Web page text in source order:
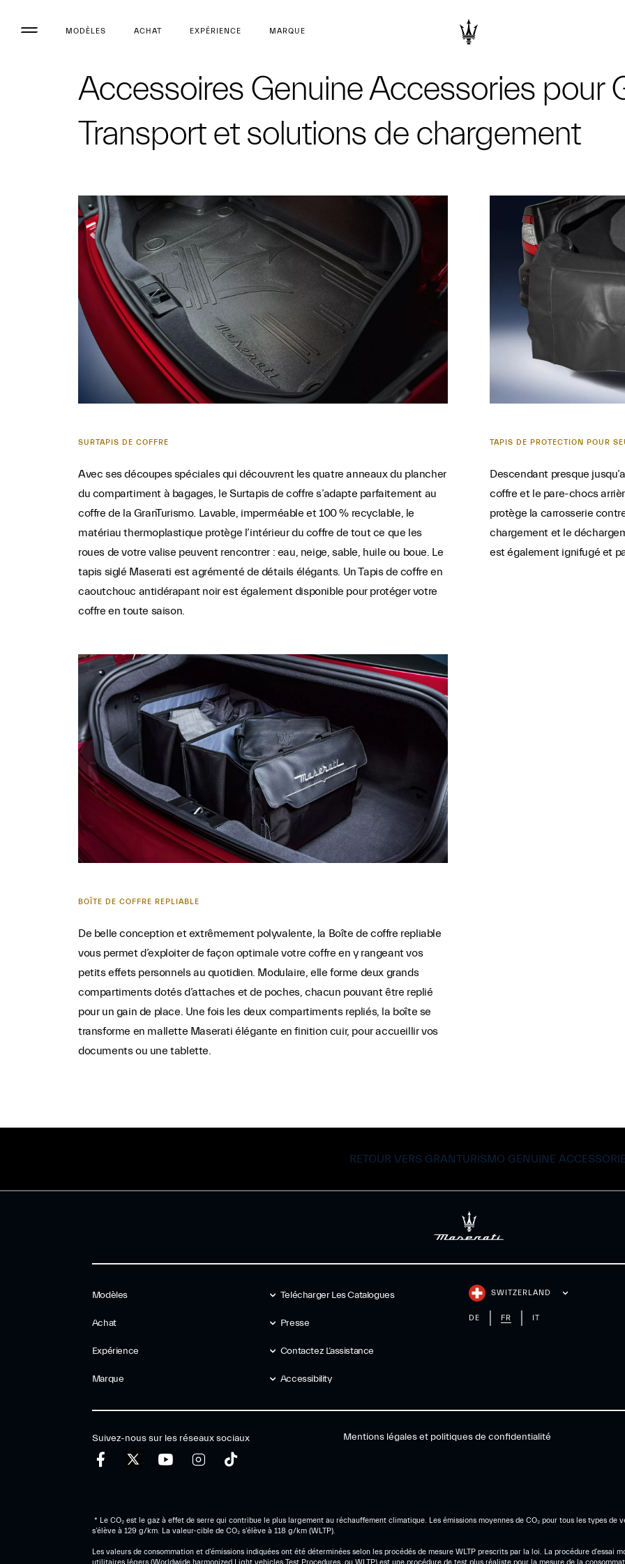
MODÈLES ACHAT EXPÉRIENCE MARQUE
Accessoires Genuine Accessories pour
Transport et solutions de chargement
SURTAPIS DE COFFRE
Avec ses découpes spéciales qui découvrent les quatre anneaux du plancher
du compartiment à bagages, le Surtapis de coffre s’adapte parfaitement au
coffre de la GranTurismo. Lavable, imperméable et 100 % recyclable, le
matériau thermoplastique protège l’intérieur du coffre de tout ce que les
roues de votre valise peuvent rencontrer : eau, neige, sable, huile ou boue. Le
tapis siglé Maserati est agrémenté de détails élégants. Un Tapis de coffre en
caoutchouc antidérapant noir est également disponible pour protéger votre
coffre en toute saison.
TAPIS DE PROTECTION POUR
Descendant presque
coffre et le pare-chocs
protège la carrosserie
chargement et le
est également ignifugé et
BOÎTE DE COFFRE REPLIABLE
De belle conception et extrêmement polyvalente, la Boîte de coffre repliable
vous permet d’exploiter de façon optimale votre coffre en y rangeant vos
petits effets personnels au quotidien. Modulaire, elle forme deux grands
compartiments dotés d’attaches et de poches, chacun pouvant être replié
pour un gain de place. Une fois les deux compartiments repliés, la boîte se
transforme en mallette Maserati élégante en finition cuir, pour accueillir vos
documents ou une tablette.
RETOUR VERS GRANTURISMO GENUINE
Modèles
Achat
Expérience
Marque
Telécharger Les Catalogues
Presse
Contactez L’assistance
Accessibility
SWITZERLAND
DE FR IT
Suivez-nous sur les réseaux sociaux Mentions légales et politiques de confidentialité
* Le CO₂ est le gaz à effet de serre qui contribue le plus largement au réchauffement climatique. Les émissions moyennes de CO₂ pour tous les types de
s’élève à 129 g/km. La valeur-cible de CO₂ s’élève à 118 g/km (WLTP).
Les valeurs de consommation et d’émissions indiquées ont été déterminées selon les procédés de mesure WLTP prescrits par la loi. La procédure
utilitaires légers (Worldwide harmonized Light vehicles Test Procedures, ou WLTP) est une procédure de test plus réaliste pour la mesure de la